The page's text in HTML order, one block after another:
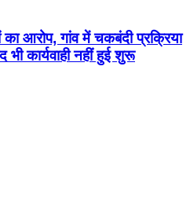
का आरोप, गांव में चकबंदी प्रक्रिया
कार्यवाही नहीं हुई शुरू